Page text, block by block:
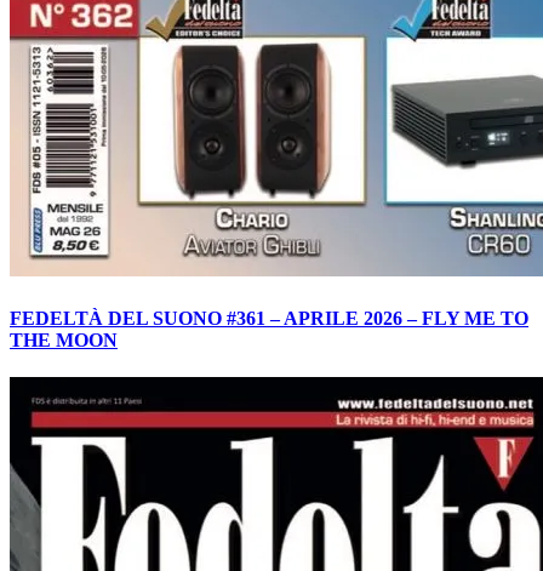
FEDELTÀ DEL SUONO #361 – APRILE 2026 – FLY ME TO
THE MOON